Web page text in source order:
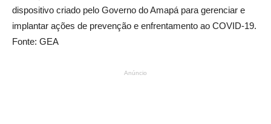
dispositivo criado pelo Governo do Amapá para gerenciar e
implantar ações de prevenção e enfrentamento ao COVID-19.
Fonte: GEA
Anúncio